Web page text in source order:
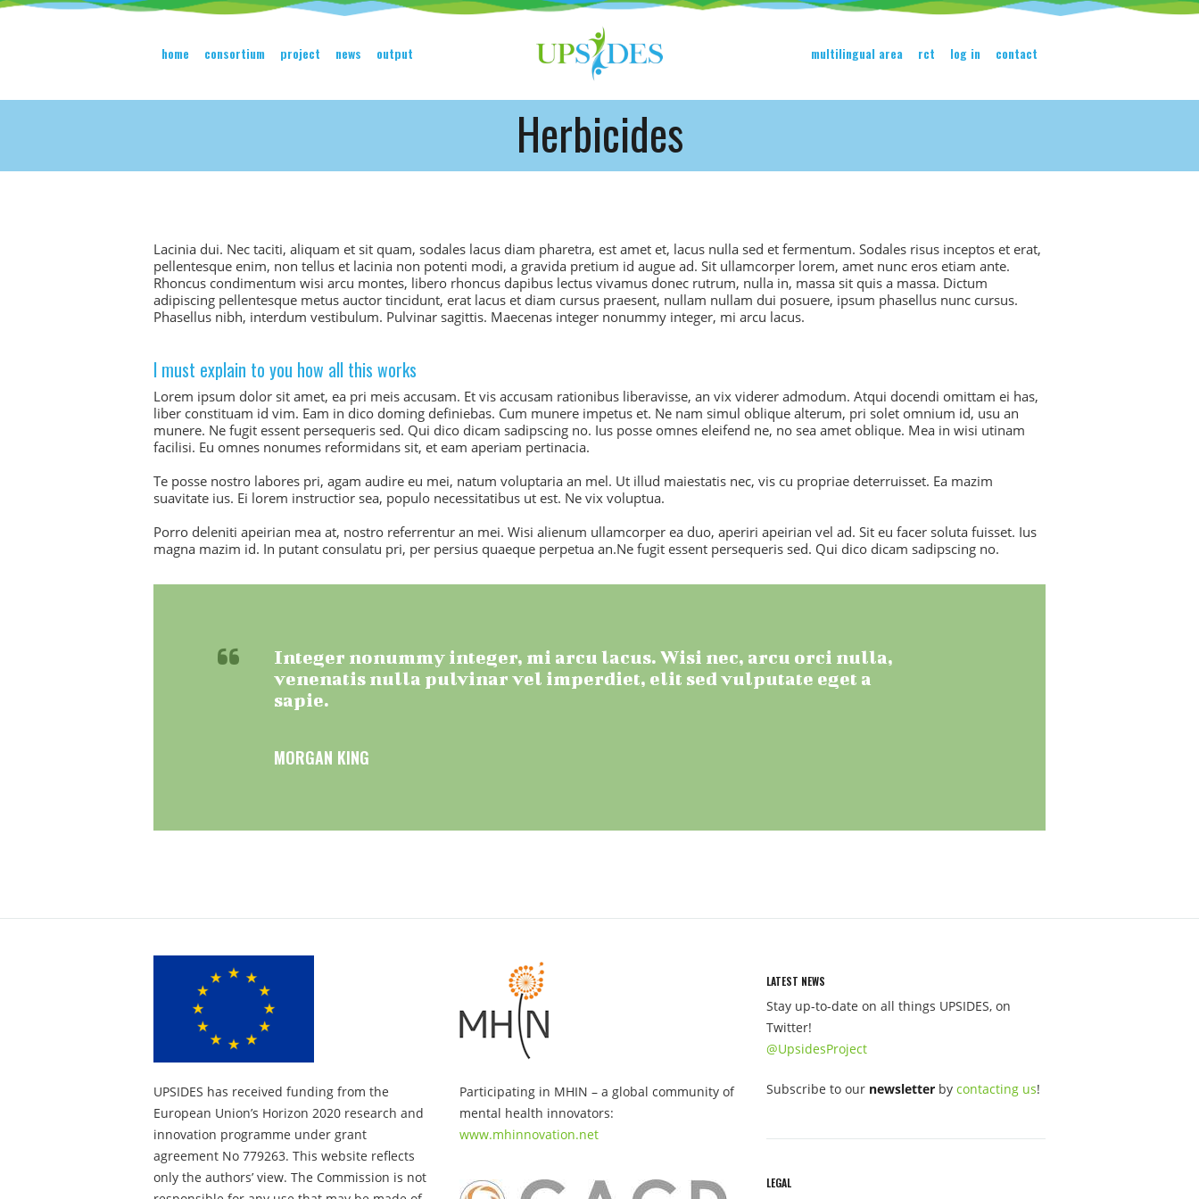
home consortium project news output multilingual area rct log in contact
Herbicides
HOME
CONSORTIUM
PROJECT
RCT
LOG IN
Lacinia dui. Nec taciti, aliquam et sit quam, sodales lacus diam pharetra, est amet et, lacus nulla sed et fermentum. Sodales risus inceptos et erat,
pellentesque enim, non tellus et lacinia non potenti modi, a gravida pretium id augue ad. Sit ullamcorper lorem, amet nunc eros etiam ante.
Rhoncus condimentum wisi arcu montes, libero rhoncus dapibus lectus vivamus donec rutrum, nulla in, massa sit quis a massa. Dictum
adipiscing pellentesque metus auctor tincidunt, erat lacus et diam cursus praesent, nullam nullam dui posuere, ipsum phasellus nunc cursus.
Phasellus nibh, interdum vestibulum. Pulvinar sagittis. Maecenas integer nonummy integer, mi arcu lacus.
I must explain to you how all this works
Lorem ipsum dolor sit amet, ea pri meis accusam. Et vis accusam rationibus liberavisse, an vix viderer admodum. Atqui docendi omittam ei has,
liber constituam id vim. Eam in dico doming definiebas. Cum munere impetus et. Ne nam simul oblique alterum, pri solet omnium id, usu an
munere. Ne fugit essent persequeris sed. Qui dico dicam sadipscing no. Ius posse omnes eleifend ne, no sea amet oblique. Mea in wisi utinam
facilisi. Eu omnes nonumes reformidans sit, et eam aperiam pertinacia.
Te posse nostro labores pri, agam audire eu mei, natum voluptaria an mel. Ut illud maiestatis nec, vis cu propriae deterruisset. Ea mazim
suavitate ius. Ei lorem instructior sea, populo necessitatibus ut est. Ne vix voluptua.
Porro deleniti apeirian mea at, nostro referrentur an mei. Wisi alienum ullamcorper ea duo, aperiri apeirian vel ad. Sit eu facer soluta fuisset. Ius
magna mazim id. In putant consulatu pri, per persius quaeque perpetua an.Ne fugit essent persequeris sed. Qui dico dicam sadipscing no.
Integer nonummy integer, mi arcu lacus. Wisi nec, arcu orci nulla,
venenatis nulla pulvinar vel imperdiet, elit sed vulputate eget a
sapie.
MORGAN KING
UPSIDES has received funding from the
European Union’s Horizon 2020 research and
innovation programme under grant
agreement No 779263. This website reflects
only the authors’ view. The Commission is not
Participating in MHIN – a global community of
mental health innovators:
www.mhinnovation.net
LATEST NEWS
Stay up-to-date on all things UPSIDES, on
Twitter!
@UpsidesProject
Subscribe to our newsletterby contacting us!
LEGAL